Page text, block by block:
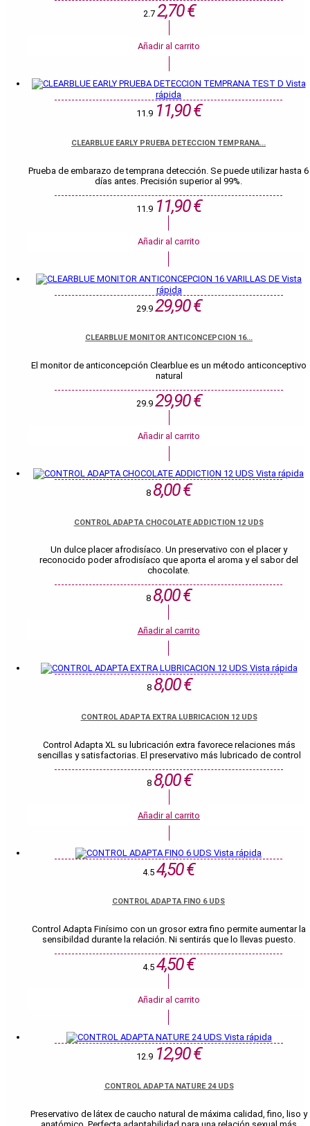
2.7 2,70 €
Añadir al carrito
Vista
rápida
11.9 11,90 €
CLEARBLUE EARLY PRUEBA DETECCION TEMPRANA...
Prueba de embarazo de temprana detección. Se puede utilizar hasta 6
días antes. Precisión superior al 99%.
11.9 11,90 €
Añadir al carrito
Vista
rápida
29.9 29,90 €
CLEARBLUE MONITOR ANTICONCEPCION 16...
El monitor de anticoncepción Clearblue es un método anticonceptivo
natural
29.9 29,90 €
Añadir al carrito
Vista rápida
8 8,00 €
CONTROL ADAPTA CHOCOLATE ADDICTION 12 UDS
Un dulce placer afrodisíaco. Un preservativo con el placer y
reconocido poder afrodisíaco que aporta el aroma y el sabor del
chocolate.
8 8,00 €
Añadir al carrito
Vista rápida
8 8,00 €
CONTROL ADAPTA EXTRA LUBRICACION 12 UDS
Control Adapta XL su lubricación extra favorece relaciones más
sencillas y satisfactorias. El preservativo más lubricado de control
8 8,00 €
Añadir al carrito
Vista rápida
4.5 4,50 €
CONTROL ADAPTA FINO 6 UDS
Control Adapta Finísimo con un grosor extra fino permite aumentar la
sensibildad durante la relación. Ni sentirás que lo llevas puesto.
4.5 4,50 €
Añadir al carrito
Vista rápida
12.9 12,90 €
CONTROL ADAPTA NATURE 24 UDS
Preservativo de látex de caucho natural de máxima calidad, fino, liso y